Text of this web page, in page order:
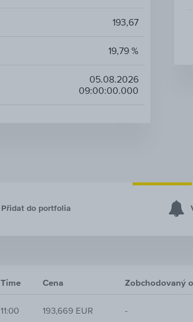
193,67
19,79 %
05.08.2026
09:00:00.000
Přidat do portfolia
Time Cena Zobchodovaný
11:00 193,669 EUR -